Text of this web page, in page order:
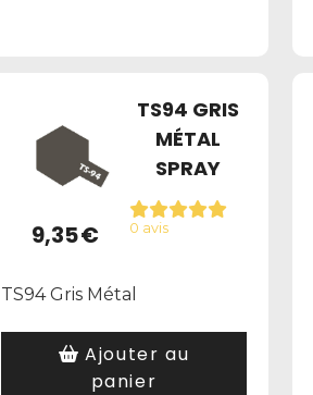
TS94 GRIS
MÉTAL
SPRAY
0 avis
9,35€
TS94 Gris Métal
Ajouter au
panier